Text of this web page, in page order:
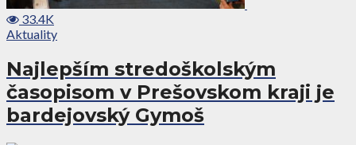
33.4K
Aktuality
Najlepším stredoškolským
časopisom v Prešovskom kraji je
bardejovský Gymoš